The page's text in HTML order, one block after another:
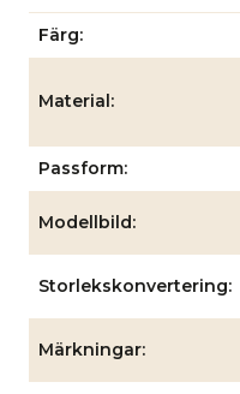
Färg
Material
Passform
Modellbild
Storlekskonvertering
Märkningar